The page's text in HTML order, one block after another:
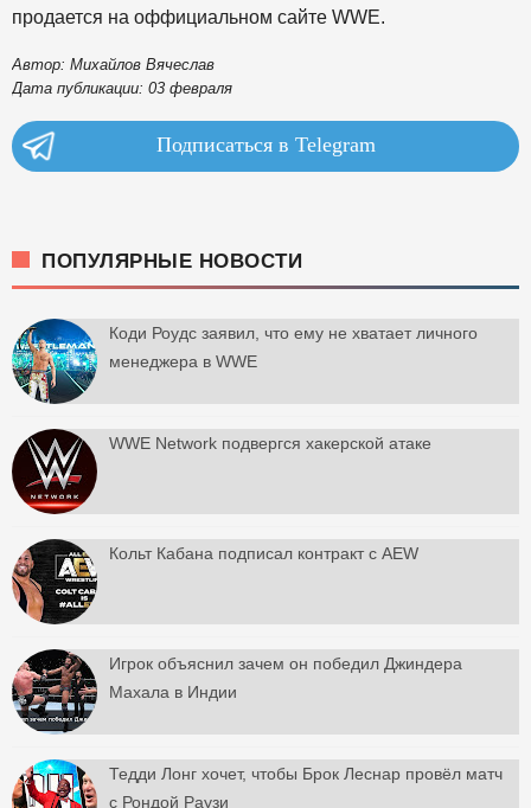
продается на оффициальном сайте WWE.
Автор: Михайлов Вячеслав
Дата публикации: 03 февраля
Подписаться в Telegram
ПОПУЛЯРНЫЕ НОВОСТИ
Коди Роудс заявил, что ему не хватает личного
менеджера в WWE
WWE Network подвергся хакерской атаке
Кольт Кабана подписал контракт с AEW
Игрок объяснил зачем он победил Джиндера
Махала в Индии
Тедди Лонг хочет, чтобы Брок Леснар провёл матч
с Рондой Раузи